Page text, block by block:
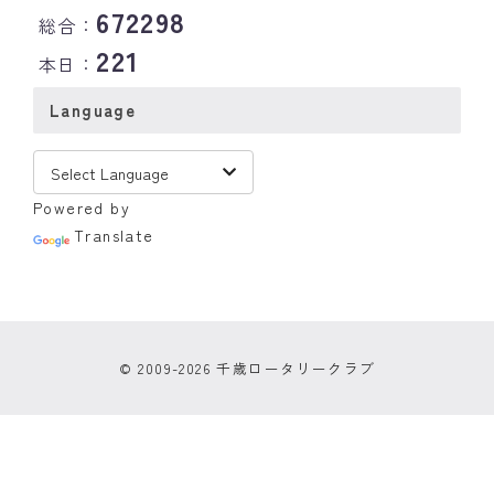
総合： 672298
本日： 221
Language
Powered by
Translate
© 2009-2026 千歳ロータリークラブ